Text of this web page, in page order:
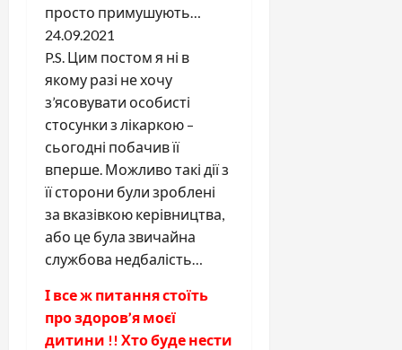
просто примушують…
24.09.2021
P.S. Цим постом я ні в
якому разі не хочу
з’ясовувати особисті
стосунки з лікаркою –
сьогодні побачив її
вперше. Можливо такі дії з
її сторони були зроблені
за вказівкою керівництва,
або це була звичайна
службова недбалість…
І все ж питання стоїть
про здоров’я моєї
дитини !! Хто буде нести